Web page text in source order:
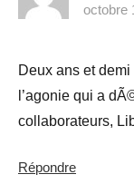
octobre
Deux ans et
l’agonie qui a
collaborateurs,
Répondre